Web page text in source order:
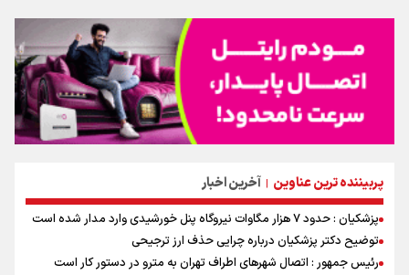
پربیننده ترین عناوین | آخرین اخبار
پزشکیان : حدود ۷ هزار مگاوات نیروگاه پنل خورشیدی وارد مدار شده است
توضیح دکتر پزشکیان درباره چرایی حذف ارز ترجیحی
رئیس جمهور : اتصال شهرهای اطراف تهران به مترو در دستور کار است